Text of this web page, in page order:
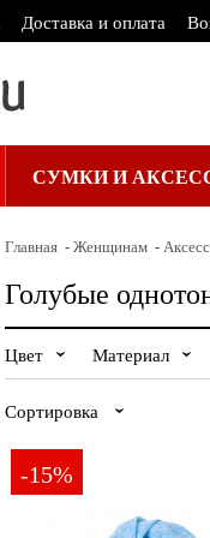
Доставка и оплата
СУМКИ И
Главная Женщинам
Голубые
Цвет
Розовый
Материал
Сортировка
Сначала
-15%